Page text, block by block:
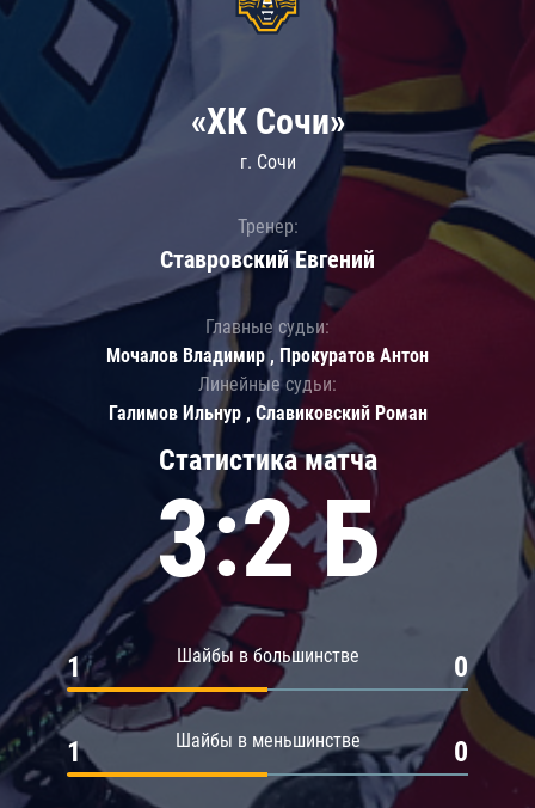
Статистика матча
3:2 Б
Шайбы в большинстве
1 0
Шайбы в меньшинстве
1 0
«ХК Сочи»
г. Сочи
Тренер:
Ставровский Евгений
Главные судьи:
Мочалов Владимир , Прокуратов Антон
Линейные судьи:
Галимов Ильнур , Славиковский Роман